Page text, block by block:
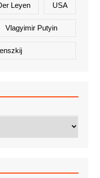
Leyen USA
Vlagyimir Putyin